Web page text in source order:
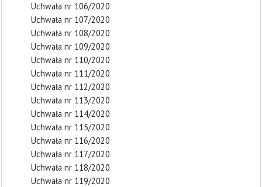
Uchwała nr 106/2020
Uchwała nr 107/2020
Uchwała nr 108/2020
Uchwała nr 109/2020
Uchwała nr 110/2020
Uchwała nr 111/2020
Uchwała nr 112/2020
Uchwała nr 113/2020
Uchwała nr 114/2020
Uchwała nr 115/2020
Uchwała nr 116/2020
Uchwała nr 117/2020
Uchwała nr 118/2020
Uchwała nr 119/2020